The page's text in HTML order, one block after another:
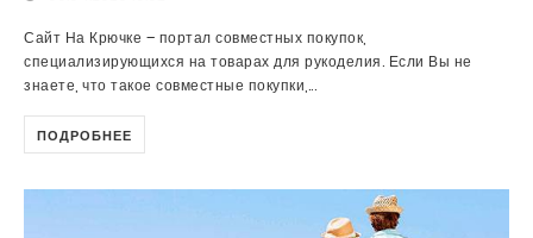
Сайт На Крючке – портал совместных покупок,
специализирующихся на товарах для рукоделия. Если Вы не
знаете, что такое совместные покупки,...
ПОДРОБНЕЕ